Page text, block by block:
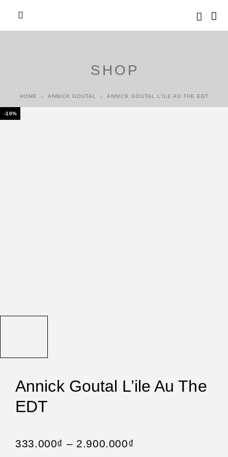
SHOP
HOME ANNICK GOUTAL ANNICK GOUTAL L’ILE AU THE EDT
-10%
Annick Goutal L’ile Au The
EDT
333.000₫ – 2.900.000₫